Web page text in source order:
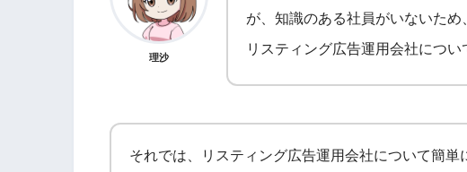
理沙
が、知識のある社員がいないため
リスティング広告運用会社につい
それでは、リスティング広告運用会社について簡単